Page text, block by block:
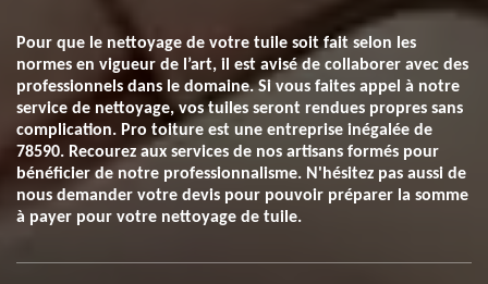
Pour que le nettoyage de votre tuile soit fait selon les
normes en vigueur de l’art, il est avisé de collaborer avec des
professionnels dans le domaine. Si vous faites appel à notre
service de nettoyage, vos tuiles seront rendues propres sans
complication. Pro toiture est une entreprise inégalée de
78590. Recourez aux services de nos artisans formés pour
bénéficier de notre professionnalisme. N'hésitez pas aussi de
nous demander votre devis pour pouvoir préparer la somme
à payer pour votre nettoyage de tuile.